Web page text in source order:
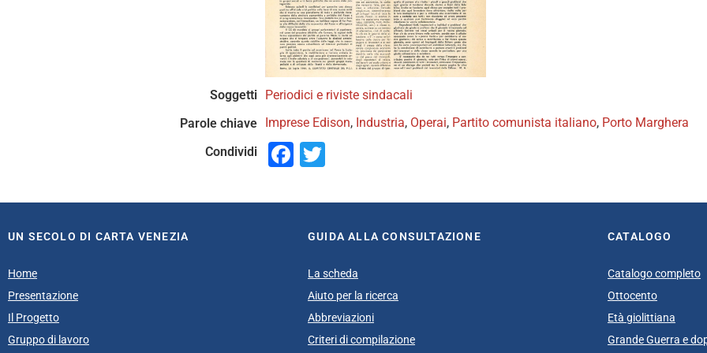
Soggetti Periodici e riviste sindacali
Parole chiave Imprese Edison, Industria, Operai, Partito comunista italiano, Porto Marghera
Condividi
Facebook
UN SECOLO DI CARTA VENEZIA
Home
Presentazione
Il Progetto
Gruppo di lavoro
GUIDA ALLA CONSULTAZIONE
La scheda
Aiuto per la ricerca
Abbreviazioni
Criteri di compilazione
CATALOGO
Catalogo completo
Ottocento
Età giolittiana
Grande Guerra e